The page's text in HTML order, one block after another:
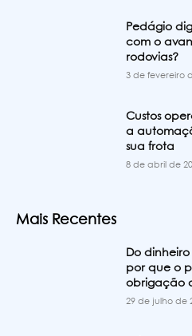
Pedágio
com o
rodovias?
3 de fevereiro
Custos
a
sua frota
8 de abril de
Mais Recentes
Do
por que o
obrigação
29 de julho de